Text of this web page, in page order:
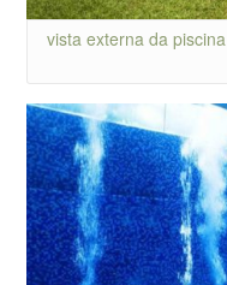
vista externa da